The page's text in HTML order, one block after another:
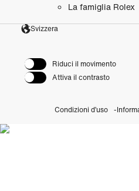
La famiglia Rolex
Svizzera
Riduci il movimento
Attiva il contrasto
Condizioni d’uso